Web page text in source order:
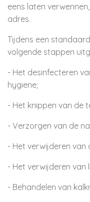
eens laten
adres.
Tijdens een
volgende stappen
- Het desinfecteren
hygiene;
- Het knippen van de
- Verzorgen van de
- Het verwijderen van
- Het verwijderen van
- Behandelen van